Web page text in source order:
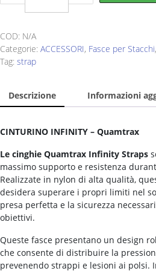
Infinity
COD: N/A
Categorie: ACCESSORI, Fasce per Stacchi,
Tag: strap
Descrizione Informazioni
CINTURINO INFINITY – Quamtrax
Le cinghie Quamtrax Infinity Straps
massimo supporto e resistenza
Realizzate in nylon di alta qualità,
desidera superare i propri limiti nel
presa perfetta e la sicurezza
obiettivi.
Queste fasce presentano un design
che consente di distribuire la
prevenendo strappi e lesioni ai polsi.